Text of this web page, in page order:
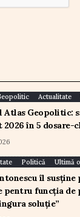
Actualitate
Atlas Geopolitic:
2026 în 5 dosare-
Politică Ultimă
îl susține
pentru funcția de
soluție”